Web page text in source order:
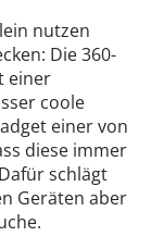
nutzen
Die 360-
einer
coole
einer von
diese immer
schlägt
Geräten aber